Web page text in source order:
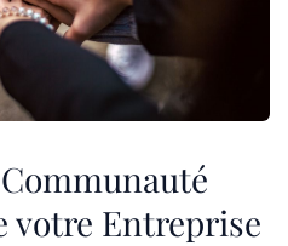
votre Entreprise